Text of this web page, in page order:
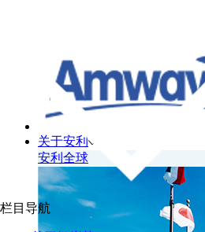
关于安利
安利全球
栏目导航